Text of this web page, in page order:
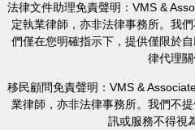
法律文件助理免責聲明：VMS &
定執業律師，亦非法律事務所。我
們僅在您明確指示下，提供僅限於
律代理關
移民顧問免責聲明：VMS &
業律師，亦非法律事務所。我們不
訊或服務不得視